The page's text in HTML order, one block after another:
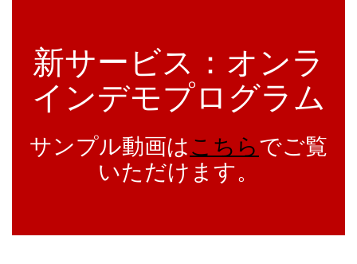
新サービス：オンラ
インデモプログラム
サンプル動画はこちらでご覧
いただけます。